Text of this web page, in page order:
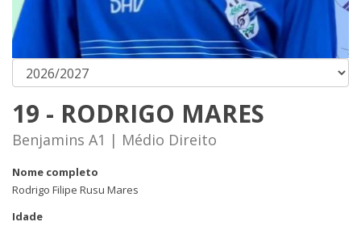
19 - RODRIGO MARES
Benjamins A1 | Médio Direito
Nome completo
Rodrigo Filipe Rusu Mares
Idade